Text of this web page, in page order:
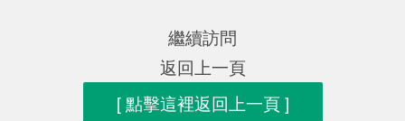
繼續訪問
返回上一頁
[ 點擊這裡返回上一頁 ]